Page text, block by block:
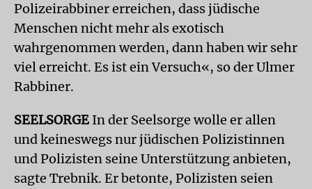
Polizeirabbiner erreichen, dass jüdische
Menschen nicht mehr als exotisch
wahrgenommen werden, dann haben wir sehr
viel erreicht. Es ist ein Versuch«, so der Ulmer
Rabbiner.
SEELSORGE In der Seelsorge wolle er allen
und keineswegs nur jüdischen Polizistinnen
und Polizisten seine Unterstützung anbieten,
sagte Trebnik. Er betonte, Polizisten seien